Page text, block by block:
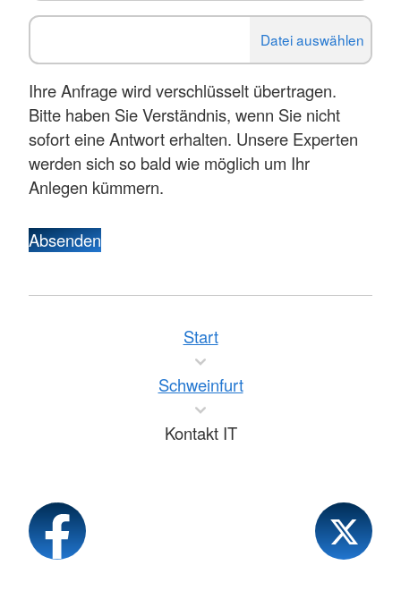
Ihre Anfrage wird verschlüsselt übertragen.
Bitte haben Sie Verständnis, wenn Sie nicht
sofort eine Antwort erhalten. Unsere Experten
werden sich so bald wie möglich um Ihr
Anlegen kümmern.
Absenden
Start
Schweinfurt
Kontakt IT